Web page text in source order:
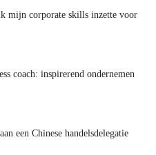
mijn corporate skills inzette voor
coach: inspirerend ondernemen
een Chinese handelsdelegatie